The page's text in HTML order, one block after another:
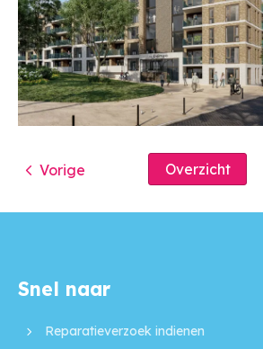
Overzicht
Vorige
Contactinformatie
Snel naar
Reparatieverzoek indienen